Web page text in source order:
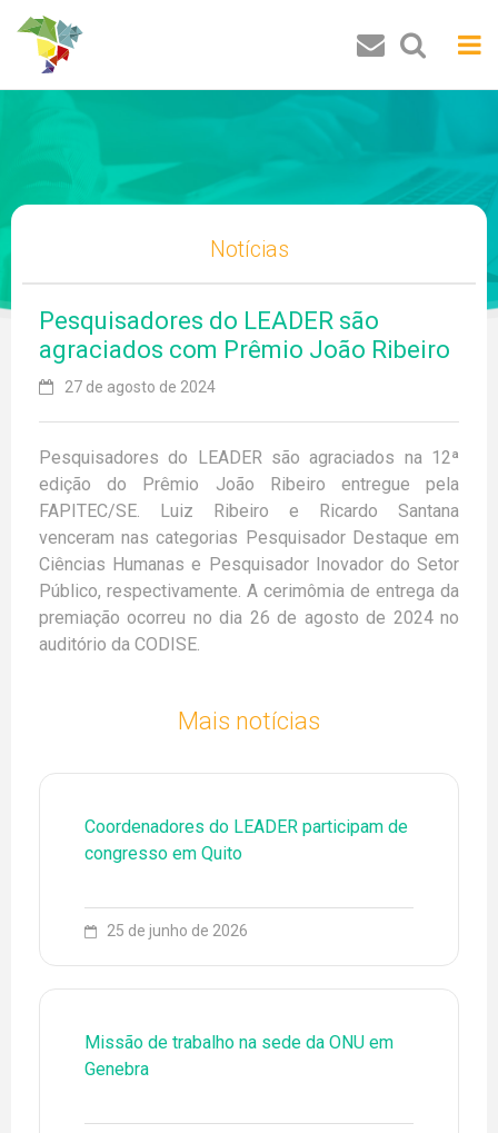
Buscar
Notícias
Pesquisadores do LEADER são
agraciados com Prêmio João Ribeiro
27 de agosto de 2024
Pesquisadores do LEADER são agraciados na 12ª
edição do Prêmio João Ribeiro entregue pela
FAPITEC/SE. Luiz Ribeiro e Ricardo Santana
venceram nas categorias Pesquisador Destaque em
Ciências Humanas e Pesquisador Inovador do Setor
Público, respectivamente. A cerimômia de entrega da
premiação ocorreu no dia 26 de agosto de 2024 no
auditório da CODISE.
Mais notícias
Coordenadores do LEADER participam de
congresso em Quito
25 de junho de 2026
Missão de trabalho na sede da ONU em
Genebra